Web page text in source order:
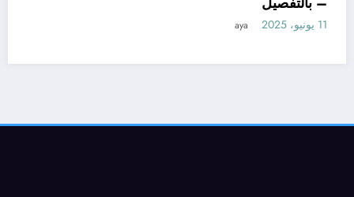
سيرين لتفسير حلم